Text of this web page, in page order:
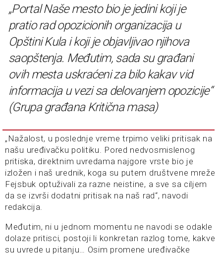
„Portal Naše mesto bio je jedini koji je
pratio rad opozicionih organizacija u
Opštini Kula i koji je objavljivao njihova
saopštenja. Međutim, sada su građani
ovih mesta uskraćeni za bilo kakav vid
informacija u vezi sa delovanjem opozicije“
(Grupa građana Kritična masa)
„Nažalost, u poslednje vreme trpimo veliki pritisak na
našu uređivačku politiku. Pored nedvosmislenog
pritiska, direktnim uvredama najgore vrste bio je
izložen i naš urednik, koga su putem društvene mreže
Fejsbuk optuživali za razne neistine, a sve sa ciljem
da se izvrši dodatni pritisak na naš rad“, navodi
redakcija.
Međutim, ni u jednom momentu ne navodi se odakle
dolaze pritisci, postoji li konkretan razlog tome, kakve
su uvrede u pitanju… Osim promene uređivačke